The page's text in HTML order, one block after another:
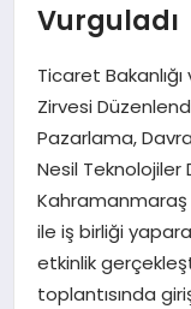
MAGAZIN
SAĞLIK
SIYASET
SPOR
TEKNOLOJI
Vurguladı
Ticaret
Zirvesi
Pazarlama,
Nesil Teknolojiler
Kahramanmaraş
ile iş birliği
etkinlik
toplantısında